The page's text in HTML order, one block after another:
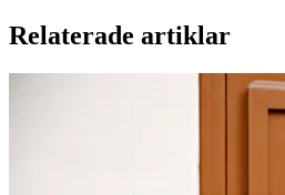
Relaterade artiklar